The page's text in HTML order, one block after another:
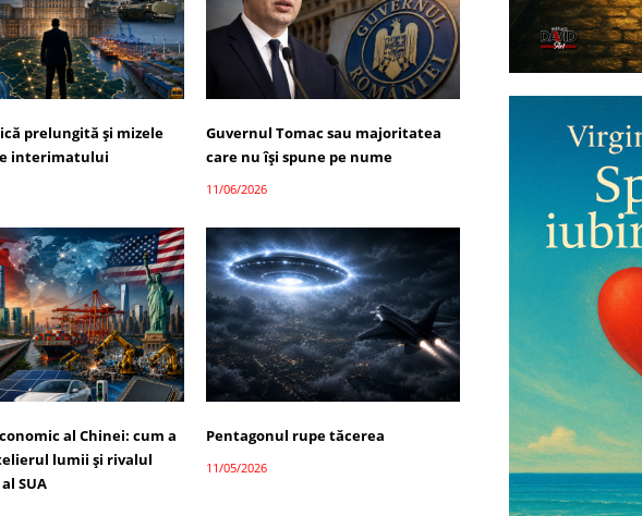
prelungită și mizele
interimatului
Guvernul Tomac sau majoritatea
care nu își spune pe nume
11/06/2026
al Chinei: cum a
lumii și rivalul
SUA
Pentagonul rupe tăcerea
11/05/2026